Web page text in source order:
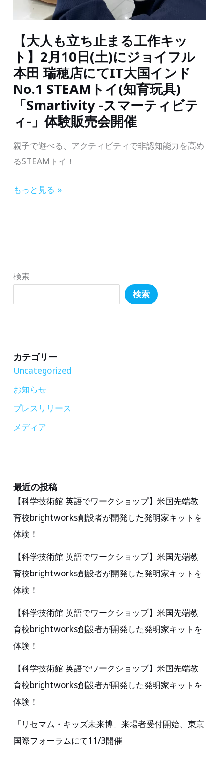
2024
年
03
月
23
日
に
開
催
験】
2024
月
3
(日)
に
「ア
ー
で
す
る
WORLD
に
出
【大人も立ち止まる工作キッ
ト】2月10日(土)にジョイフル
本田 瑞穂店にてIT大国インド
No.1 STEAMトイ(知育玩具)
「Smartivity -スマーティビテ
ィ-」体験販売会開催
親子で遊べる、アクティビティで非認知能力を高め
るSTEAMトイ！
【大
ま
ッ
ト】
2
月
10
ジ
ョ
イ
フ
本
田
瑞
穂
店
に
IT
大
国
イ
ン
もっと見る »
検索
検索
カテゴリー
Uncategorized
お知らせ
プレスリリース
メディア
最近の投稿
【科学技術館 英語でワークショップ】米国先端教
育校brightworks創設者が開発した発明家キットを
体験！
【科学技術館 英語でワークショップ】米国先端教
育校brightworks創設者が開発した発明家キットを
体験！
【科学技術館 英語でワークショップ】米国先端教
育校brightworks創設者が開発した発明家キットを
体験！
【科学技術館 英語でワークショップ】米国先端教
育校brightworks創設者が開発した発明家キットを
体験！
「リセマム・キッズ未来博」来場者受付開始、東京
国際フォーラムにて11/3開催